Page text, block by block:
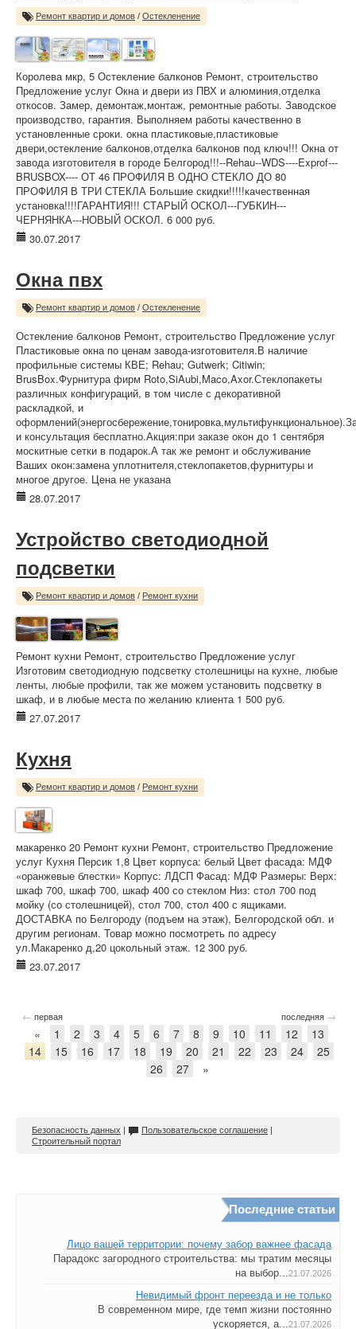
Ремонт квартир и домов / Остекленение
Королева мкр, 5 Остекление балконов Ремонт, строительство
Предложение услуг Окна и двери из ПВХ и алюминия,отделка
откосов. Замер, демонтаж,монтаж, ремонтные работы. Заводское
производство, гарантия. Выполняем работы качественно в
установленные сроки. окна пластиковые,пластиковые
двери,остекление балконов,отделка балконов под ключ!!! Окна от
завода изготовителя в городе Белгород!!!--Rehau--WDS----Exprof---
BRUSBOX---- ОТ 46 ПРОФИЛЯ В ОДНО СТЕКЛО ДО 80
ПРОФИЛЯ В ТРИ СТЕКЛА Большие скидки!!!!!качественная
установка!!!!ГАРАНТИЯ!!! СТАРЫЙ ОСКОЛ---ГУБКИН---
ЧЕРНЯНКА---НОВЫЙ ОСКОЛ. 6 000 руб.
30.07.2017
Окна пвх
Ремонт квартир и домов / Остекленение
Остекление балконов Ремонт, строительство Предложение услуг
Пластиковые окна по ценам завода-изготовителя.В наличие
профильные системы КВЕ; Rehau; Gutwerk; Citiwin;
BrusBox.Фурнитура фирм Roto,SiAubi,Maco,Axor.Стеклопакеты
различных конфигураций, в том числе с декоративной
раскладкой, и
и консультация бесплатно.Акция:при заказе окон до 1 сентября
москитные сетки в подарок.А так же ремонт и обслуживание
Ваших окон:замена уплотнителя,стеклопакетов,фурнитуры и
многое другое. Цена не указана
28.07.2017
Устройство светодиодной
подсветки
Ремонт квартир и домов / Ремонт кухни
Ремонт кухни Ремонт, строительство Предложение услуг
Изготовим светодиодную подсветку столешницы на кухне, любые
ленты, любые профили, так же можем установить подсветку в
шкаф, и в любые места по желанию клиента 1 500 руб.
27.07.2017
Кухня
Ремонт квартир и домов / Ремонт кухни
макаренко 20 Ремонт кухни Ремонт, строительство Предложение
услуг Кухня Персик 1,8 Цвет корпуса: белый Цвет фасада: МДФ
«оранжевые блестки» Корпус: ЛДСП Фасад: МДФ Размеры: Верх:
шкаф 700, шкаф 700, шкаф 400 со стеклом Низ: стол 700 под
мойку (со столешницей), стол 700, стол 400 с ящиками.
ДОСТАВКА по Белгороду (подъем на этаж), Белгородской обл. и
другим регионам. Товар можно посмотреть по адресу
ул.Макаренко д,20 цокольный этаж. 12 300 руб.
23.07.2017
← первая последняя →
« 1 2 3 4 5 6 7 8 9 10 11 12
13
14
15 16 17 18 19 20 21 22 23 24
25
26
27 »
Безопасность данных | Пользовательское соглашение |
Строительный портал
Последние статьи
Лицо вашей территории: почему забор важнее фасада
Парадокс загородного строительства: мы тратим месяцы
на выбор...21.07.2026
Невидимый фронт переезда и не только
В современном мире, где темп жизни постоянно
ускоряется, а...21.07.2026